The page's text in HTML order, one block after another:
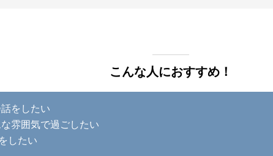
こんな人におすすめ！
をしたい
雰囲気で過ごしたい
したい